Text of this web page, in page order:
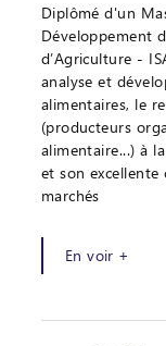
Diplômé d'un
Développement
d’Agriculture -
analyse et
alimentaires, le
(producteurs
alimentaire...) à
et son excellente
marchés
En voir +